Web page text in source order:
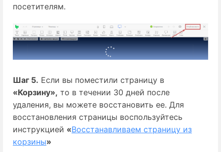
посетителям.
Шаг 5.
«Корзину», то в течении 30 дней после
удаления, вы можете восстановить ее. Для
восстановления страницы воспользуйтесь
инструкцией «Восстанавливаем страницу из
корзины»